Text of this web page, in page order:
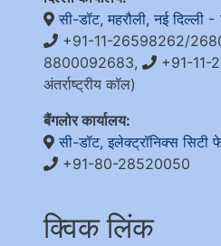
सी-डॉट, महरौली, नई दिल्ली
+91-11-26598262/
8800092683,
+91-11-
अंतर्राष्ट्रीय कॉल)
बैंगलोर कार्यालय:
सी-डॉट, इलेक्ट्रॉनिक्स
+91-80-28520050
क्विक लिंक